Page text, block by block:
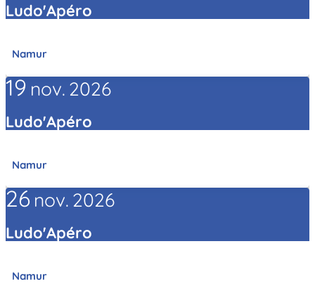
Ludo'Apéro
Namur
19 nov. 2026
Ludo'Apéro
Namur
26 nov. 2026
Ludo'Apéro
Namur